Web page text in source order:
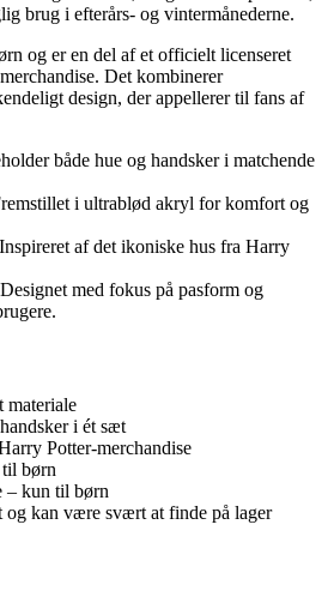
brug i efterårs- og vintermånederne.
og er en del af et officielt licenseret
Det kombinerer
design, der appellerer til fans af
både hue og handsker i matchende
i ultrablød akryl for komfort og
Inspireret af det ikoniske hus fra Harry
Designet med fokus på pasform og
materiale
i ét sæt
Potter-merchandise
til børn
– kun til børn
og kan være svært at finde på lager